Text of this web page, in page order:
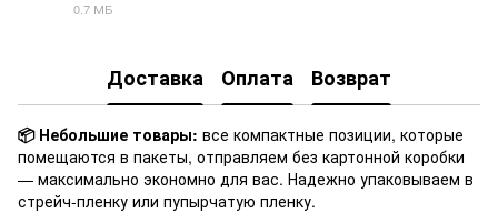
0.7 МБ
Доставка Оплата Возврат
📦 Небольшие товары: все компактные позиции, которые
помещаются в пакеты, отправляем без картонной коробки
— максимально экономно для вас. Надежно упаковываем в
стрейч-пленку или пупырчатую пленку.